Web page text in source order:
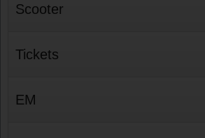
Scooter
Tickets
EM